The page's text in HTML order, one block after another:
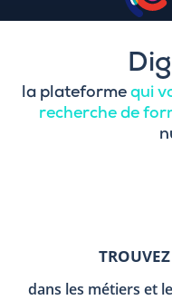
la plateforme qui
recherche de
dans les métiers et